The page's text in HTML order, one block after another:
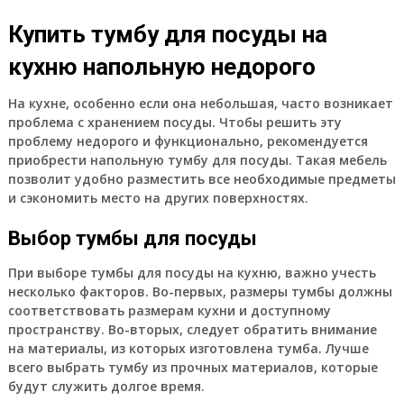
Купить тумбу для посуды на
кухню напольную недорого
На кухне, особенно если она небольшая, часто возникает
проблема с хранением посуды. Чтобы решить эту
проблему недорого и функционально, рекомендуется
приобрести напольную тумбу для посуды. Такая мебель
позволит удобно разместить все необходимые предметы
и сэкономить место на других поверхностях.
Выбор тумбы для посуды
При выборе тумбы для посуды на кухню, важно учесть
несколько факторов. Во-первых, размеры тумбы должны
соответствовать размерам кухни и доступному
пространству. Во-вторых, следует обратить внимание
на материалы, из которых изготовлена тумба. Лучше
всего выбрать тумбу из прочных материалов, которые
будут служить долгое время.